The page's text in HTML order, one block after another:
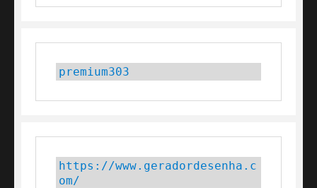
premium303
https://www.geradordesenha.c
om/